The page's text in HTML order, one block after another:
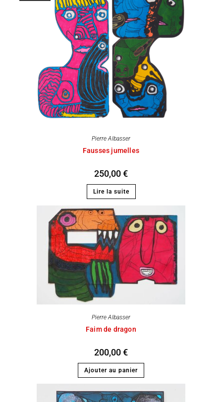
Pierre Albasser
Fausses jumelles
250,00€
Lire la suite
Pierre Albasser
Faim de dragon
200,00€
Ajouter au panier